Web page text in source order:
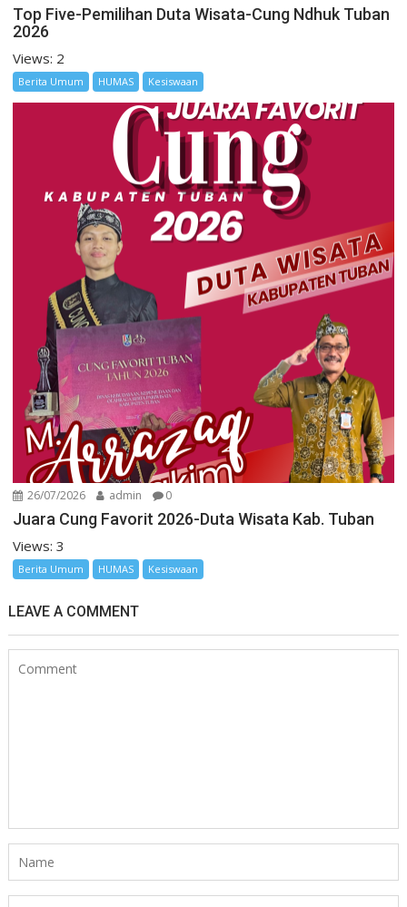
Top Five-Pemilihan Duta Wisata-Cung Ndhuk Tuban
2026
Views: 2
Berita Umum HUMAS Kesiswaan
26/07/2026 admin 0
Juara Cung Favorit 2026-Duta Wisata Kab. Tuban
Views: 3
Berita Umum HUMAS Kesiswaan
LEAVE A COMMENT